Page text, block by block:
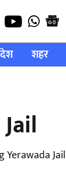
देश शहर
Yerawada